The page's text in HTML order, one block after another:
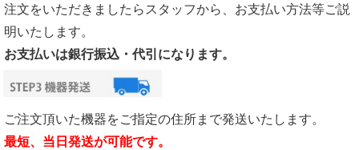
注文をいただきましたらスタッフから、お支払い方法等ご説
明いたします。
お支払いは銀行振込・代引になります。
ご注文頂いた機器をご指定の住所まで発送いたします。
最短、当日発送が可能です。